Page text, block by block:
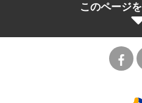
このページ